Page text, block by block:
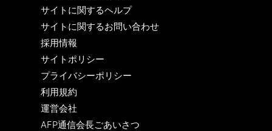
サイトに関するヘルプ
サイトに関するお問い合わせ
採用情報
サイトポリシー
プライバシーポリシー
利用規約
運営会社
AFP通信会長ごあいさつ